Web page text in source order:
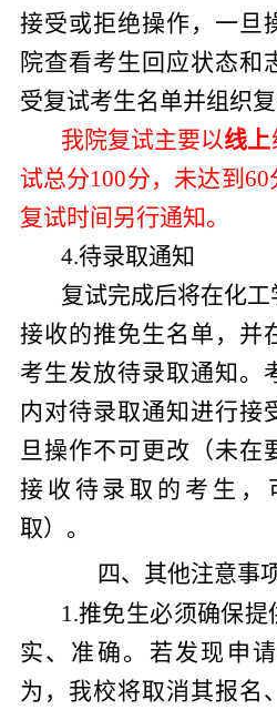
接受或拒绝操作，一旦
院查看考生回应状态和
受复试考生名单并组织复
我院复试主要以线上
试总分100分，未达到60
复试时间另行通知。
4.待录取通知
复试完成后将在化
接收的推免生名单，并
考生发放待录取通知。
内对待录取通知进行接
旦操作不可更改（未在
接收待录取的考生，
取）。
四、其他注意事
1.推免生必须确保
实、准确。若发现申
为，我校将取消其报名